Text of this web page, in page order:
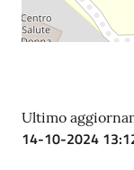
Ultimo
14-10-2024